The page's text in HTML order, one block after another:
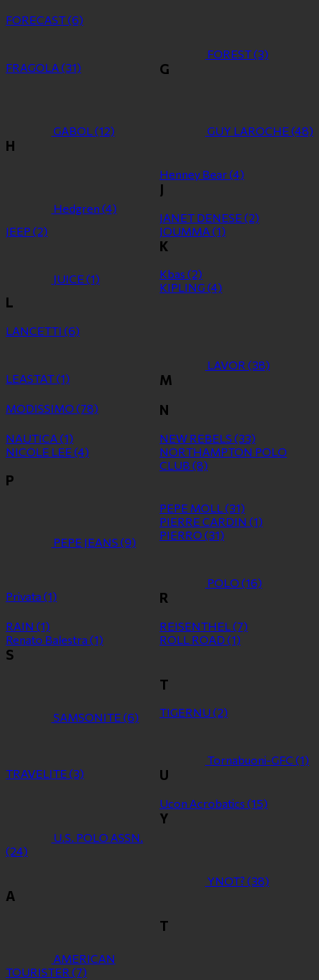
FORECAST(6)
FOREST(3)
FRAGOLA (31) G
GABOL(12) GUY LAROCHE (48)
H
Hedgren (4)
Henney Bear(4)
J
JANET DENESE (2)
JEEP (2) JOUMMA (1)
JUICE (1)
K
Kbas (2)
KIPLING (4)
L
LANCETTI (6)
LAVOR (38)
LEASTAT(1) M
MODISSIMO (78) N
NAUTICA (1) NEW REBELS (33)
NICOLE LEE (4)
NORTHAMPTON POLO
CLUB (8)
P
PEPE JEANS (9)
PEPE MOLL(31)
PIERRE CARDIN (1)
PIERRO (31)
POLO (16)
Privata (1) R
RAIN (1) REISENTHEL(7)
Renato Balestra (1) ROLL ROAD (1)
S
SAMSONITE (6)
T
TIGERNU (2)
Tornabuoni-GFC (1)
TRAVELITE (3) U
U.S. POLO ASSN.
(24)
Ucon Acrobatics (15)
Y
YNOT? (38)
Α
ΑMERICAN
TOURISTER (7)
Τ